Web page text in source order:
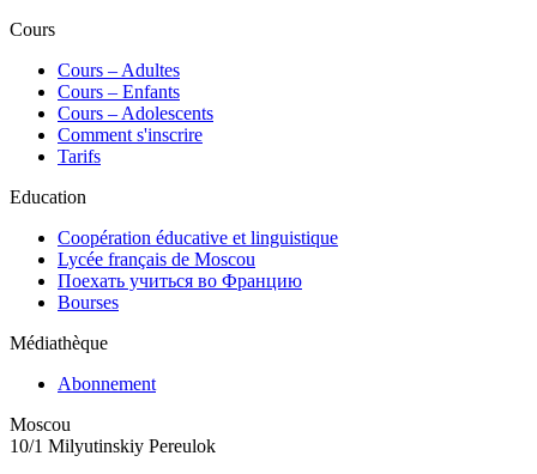
Cours
Сours – Adultes
Cours – Enfants
Cours – Adolescents
Comment s'inscrire
Tarifs
Education
Coopération éducative et linguistique
Lycée français de Moscou
Поехать учиться во Францию
Bourses
Médiathèque
Abonnement
Moscou
10/1 Milyutinskiy Pereulok